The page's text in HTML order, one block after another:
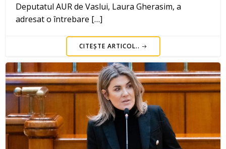
Deputatul AUR de Vaslui, Laura Gherasim, a
adresat o întrebare […]
CITEȘTE ARTICOL..